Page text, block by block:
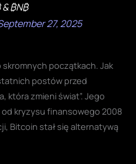
& ₿N₿
27, 2025
początkach. Jak
postów przed
która zmieni świat”. Jego
od kryzysu finansowego 2008
Bitcoin stał się alternatywą